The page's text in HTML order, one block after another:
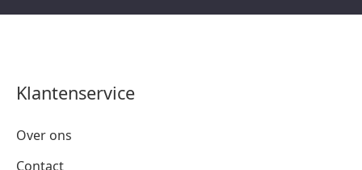
Klantenservice
Over ons
Contact